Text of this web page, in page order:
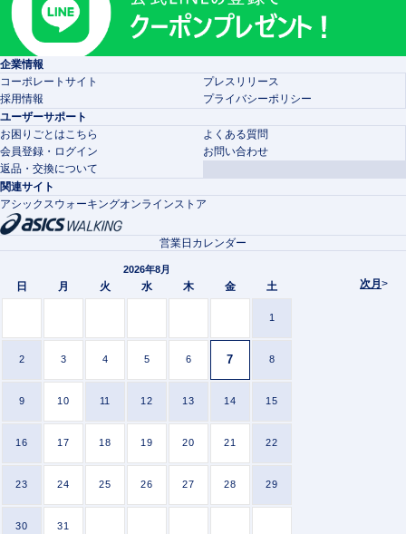
企業情報
コーポレートサイト
プレスリリース
採用情報
プライバシーポリシー
ユーザーサポート
お困りごとはこちら
よくある質問
会員登録・ログイン
お問い合わせ
返品・交換について
関連サイト
アシックスウォーキングオンラインストア
次月 >
営業日カレンダー
2026年8月
日 月 火 水 木 金 土
1
2 3 4 5 6 7 8
9 10 11 12 13 14 15
16 17 18 19 20 21 22
23 24 25 26 27 28 29
30 31